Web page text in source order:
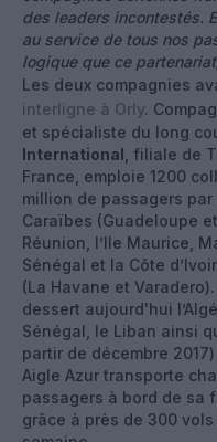
des leaders incontestés.
au service de tous nos
logique que ce
Les deux compagnies
interligne à Orly.
et spécialiste du long
International , filiale de
France, emploie 1200
million de passagers
Caraïbes (Guadeloupe
Réunion, l’Ile Maurice,
Sénégal et la Côte
(La Havane et
dessert aujourd'hui
Sénégal, le Liban ainsi
partir de décembre
Aigle Azur transporte
passagers à bord de sa
grâce à près de 300